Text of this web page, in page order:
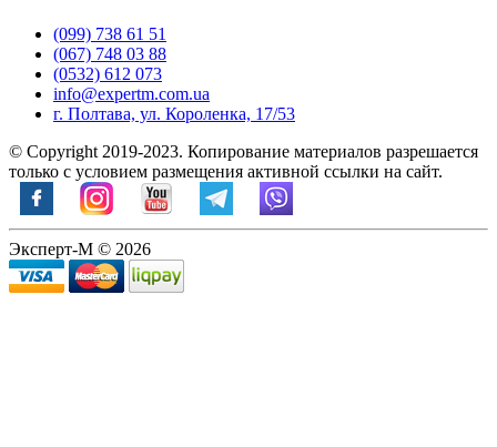
(099) 738 61 51
(067) 748 03 88
(0532) 612 073
info@expertm.com.ua
г. Полтава, ул. Короленка, 17/53
© Copyright 2019-2023. Копирование материалов разрешается
только с условием размещения активной ссылки на сайт.
Эксперт-М © 2026